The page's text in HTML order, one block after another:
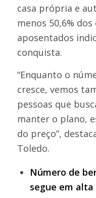
casa própria e
menos 50,6%
aposentados
conquista.
“Enquanto o
cresce, vemos
pessoas que
manter o plano,
do preço”,
Toledo.
Número de
segue em alta